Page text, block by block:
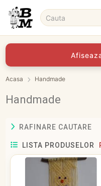
Acasa Handmade
Handmade
RAFINARE CAUTARE
LISTA PRODUSELOR